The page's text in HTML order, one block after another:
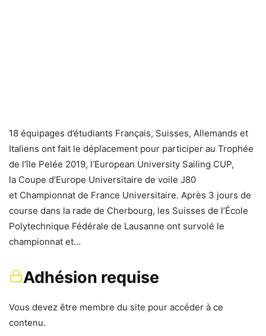
18 équipages d’étudiants Français, Suisses, Allemands et
Italiens ont fait le déplacement pour participer au Trophée
de l’île Pelée 2019, l’European University Sailing CUP,
la Coupe d’Europe Universitaire de voile J80
et Championnat de France Universitaire. Après 3 jours de
course dans la rade de Cherbourg, les Suisses de l’École
Polytechnique Fédérale de Lausanne ont survolé le
championnat et…
Adhésion requise
Vous devez être membre du site pour accéder à ce
contenu.